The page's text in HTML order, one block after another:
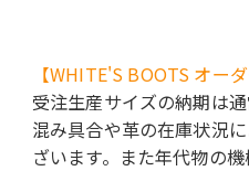
【WHITE'S BOOTS オー
受注生産サイズの納期は
混み具合や革の在庫状況
ざいます。また年代物の